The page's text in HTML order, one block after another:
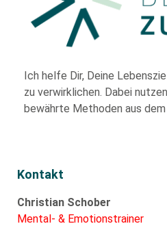
Ich helfe Dir, Deine
zu verwirklichen. Dabei
bewährte Methoden aus
Kontakt
Christian Schober
Mental- & Emotionstrainer